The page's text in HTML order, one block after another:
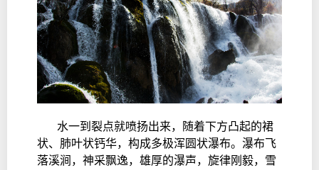
水一到裂点就喷扬出来，随着下方凸起的裙
状、肺叶状钙华，构成多极浑圆状瀑布。瀑布飞
落溪涧，神采飘逸，雄厚的瀑声，旋律刚毅，雪